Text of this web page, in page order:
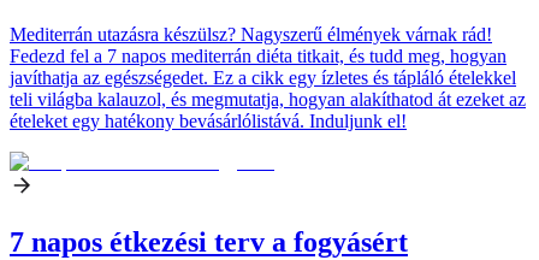
Mediterrán utazásra készülsz? Nagyszerű élmények várnak rád!
Fedezd fel a 7 napos mediterrán diéta titkait, és tudd meg, hogyan
javíthatja az egészségedet. Ez a cikk egy ízletes és tápláló ételekkel
teli világba kalauzol, és megmutatja, hogyan alakíthatod át ezeket az
ételeket egy hatékony bevásárlólistává. Induljunk el!
7 napos étkezési terv a fogyásért